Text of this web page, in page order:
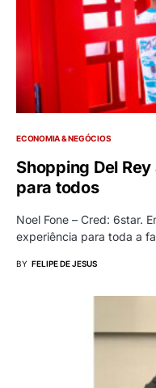
ECONOMIA & NEGÓCIOS
Shopping Del
para todos
Noel Fone – Cred: 6star.
experiência para toda a
BY FELIPE DE JESUS